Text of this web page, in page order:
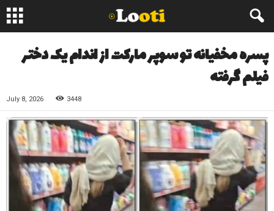
پسره مخفیانه تو سوپر مارکت از اندام یک دختر
فیلم گرفته
July 8, 2026 3448